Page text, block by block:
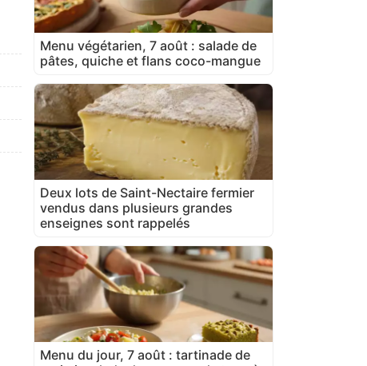
Menu végétarien, 7 août : salade de
pâtes, quiche et flans coco-mangue
Deux lots de Saint-Nectaire fermier
vendus dans plusieurs grandes
enseignes sont rappelés
Menu du jour, 7 août : tartinade de